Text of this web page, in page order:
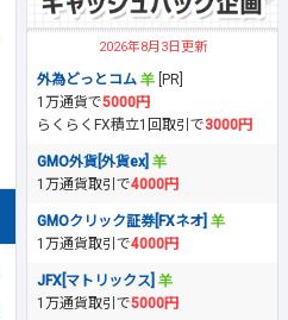
2026年8月3日更新
外為どっとコム
[PR]
1万通貨で5000円
らくらくFX積立1回取引で3000円
GMO外貨[外貨ex]
1万通貨取引で4000円
GMOクリック証券[FXネオ]
1万通貨取引で4000円
JFX[マトリックス]
1万通貨取引で5000円